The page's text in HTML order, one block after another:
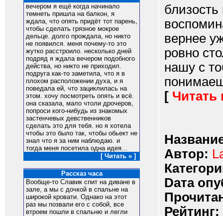
вечером я ещё когда начинало
темнеть пришла на балкон, я
ждала, что опять придёт тот парень,
чтобы сделать грязное мокрое
дельце. долго прождала, но никто
не появился. меня почему-то это
жутко расстроило. несколько дней
подряд я ждала вечером подобного
действа, но никто не приходил.
подруга как-то заметила, что я в
плохом расположении духа, и я
поведала ей, что зациклилась на
этом. хочу посмотреть опять и всё.
она сказала, мало чтоли дрочеров,
попроси кого-нибудь из знакомых
застенчевых девственников
сделать это для тебя. но я хотела
чтобы это было так, чтобы обьект не
знал что я за ним наблюдаю. и
тогда меня посетила одна идея...
[ Читать » ]
Рассказ часа
Вообще-то Славик спит на диване в
зале, а мы с дочкой в спальне на
широкой кровати. Однако на этот
раз мы позвали его с собой, все
втроем пошли в спальню и легли
вернее
ровно
нашу с
[ Читать
Автор:
Dата
Рейтинг: